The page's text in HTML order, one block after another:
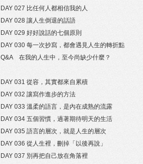
DAY 027 比任何人都相信我的人
DAY 028 讓人生倒退的話語
DAY 029 好好說話的七個原則
DAY 030 每一次抄寫，都會遇見人生的轉折點
Q&A 在我的人生中，至今尚缺少什麼？
DAY 031 從容，其實都來自累積
DAY 032 讓寫作進步的方法
DAY 033 溫柔的語言，是內在成熟的流露
DAY 034 五個習慣，過著期待明天的生活
DAY 035 語言的層次，就是人生的層次
DAY 036 從人生裡，刪掉「以後再說」
DAY 037 別再把自己放在角落裡